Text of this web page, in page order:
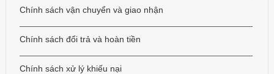
Chính sách vận chuyển và giao nhận
Chính sách đổi trả và hoàn tiền
Chính sách xử lý khiếu nại